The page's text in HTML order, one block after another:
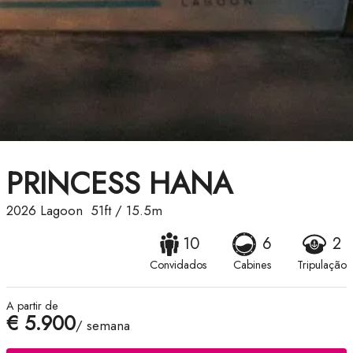
PRINCESS HANA
2026 Lagoon 51ft/ 15.5m
10
Convidados
6
Cabines
2
Tripulação
A partir de
€ 5.900/ semana